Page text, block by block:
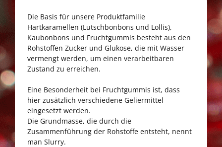
Die Basis für unsere Produktfamilie
Hartkaramellen (Lutschbonbons und Lollis),
Kaubonbons und Fruchtgummis besteht aus den
Rohstoffen Zucker und Glukose, die mit Wasser
vermengt werden, um einen verarbeitbaren
Zustand zu erreichen.
Eine Besonderheit bei Fruchtgummis ist, dass
hier zusätzlich verschiedene Geliermittel
eingesetzt werden.
Die Grundmasse, die durch die
Zusammenführung der Rohstoffe entsteht, nennt
man Slurry.